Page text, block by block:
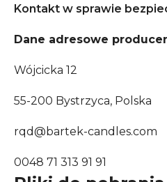
Kontakt w sprawie
Dane adresowe
Wójcicka 12
55-200 Bystrzyca, Polska
rqd@bartek-candles.com
0048 71 313 91 91